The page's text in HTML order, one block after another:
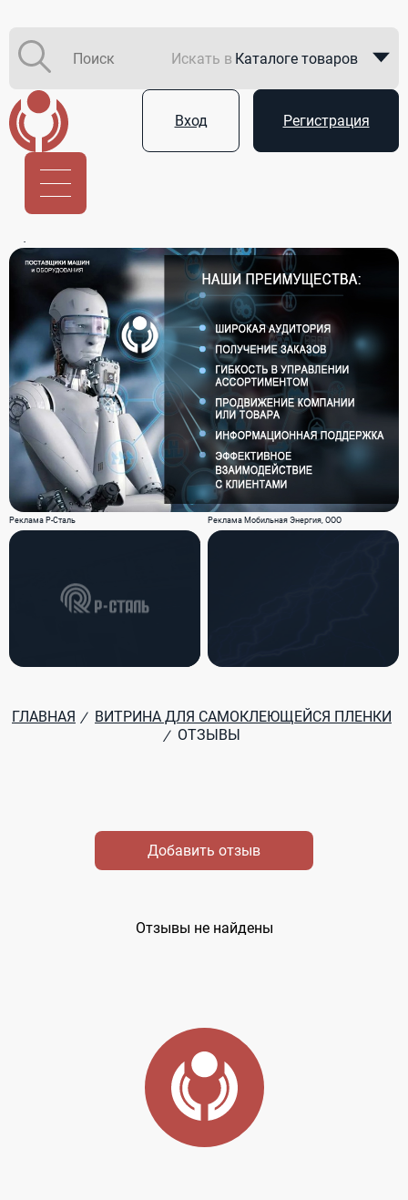
Искать в Каталоге товаров
Вход Регистрация
Реклама Р-Сталь Реклама Мобильная Энергия, ООО
ГЛАВНАЯ / ВИТРИНА ДЛЯ САМОКЛЕЮЩЕЙСЯ ПЛЕНКИ
/ ОТЗЫВЫ
Добавить отзыв
Отзывы не найдены